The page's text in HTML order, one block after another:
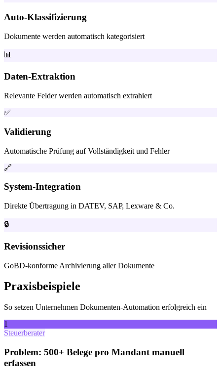
Auto-Klassifizierung
Dokumente werden automatisch kategorisiert
📊
Daten-Extraktion
Relevante Felder werden automatisch extrahiert
✅
Validierung
Automatische Prüfung auf Vollständigkeit und Fehler
🔗
System-Integration
Direkte Übertragung in DATEV, SAP, Lexware & Co.
🔒
Revisionssicher
GoBD-konforme Archivierung aller Dokumente
Praxisbeispiele
So setzen Unternehmen Dokumenten-Automation erfolgreich ein
1
Steuerberater
Problem: 500+ Belege pro Mandant manuell
erfassen